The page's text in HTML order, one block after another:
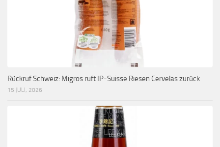
Rückruf Schweiz: Migros ruft IP-Suisse Riesen Cervelas zurück
15 JULI, 2026